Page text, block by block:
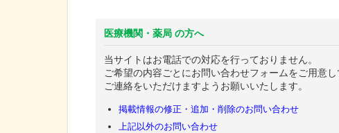
医療機関・薬局 の方へ
当サイトはお電話での対応を行っておりません。
ご希望の内容ごとにお問い合わせフォームをご用意
ご連絡をいただけますようお願いいたします。
掲載情報の修正・追加・削除のお問い合わせ
上記以外のお問い合わせ